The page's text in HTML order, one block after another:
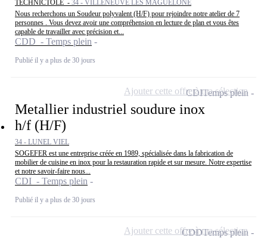
TECHNICTOLE - 34 - VILLENEUVE LES MAGUELONE
Nous recherchons un Soudeur polyvalent (H/F) pour rejoindre notre atelier de 7
personnes . Vous devez avoir une compréhension en lecture de plan et vous êtes
capable de travailler avec précision et...
CDD - Temps plein
Publié il y a plus de 30 jours
Metallier industriel soudure inox
h/f (H/F)
34 - LUNEL VIEL
SOGEFER est une entreprise créée en 1989, spécialisée dans la fabrication de
mobilier de cuisine en inox pour la restauration rapide et sur mesure. Notre expertise
et notre savoir-faire nous...
CDI - Temps plein
Publié il y a plus de 30 jours
CDITemps plein
Ajouter cette offre à ma sélection
CDDTemps plein
Ajouter cette offre à ma sélection